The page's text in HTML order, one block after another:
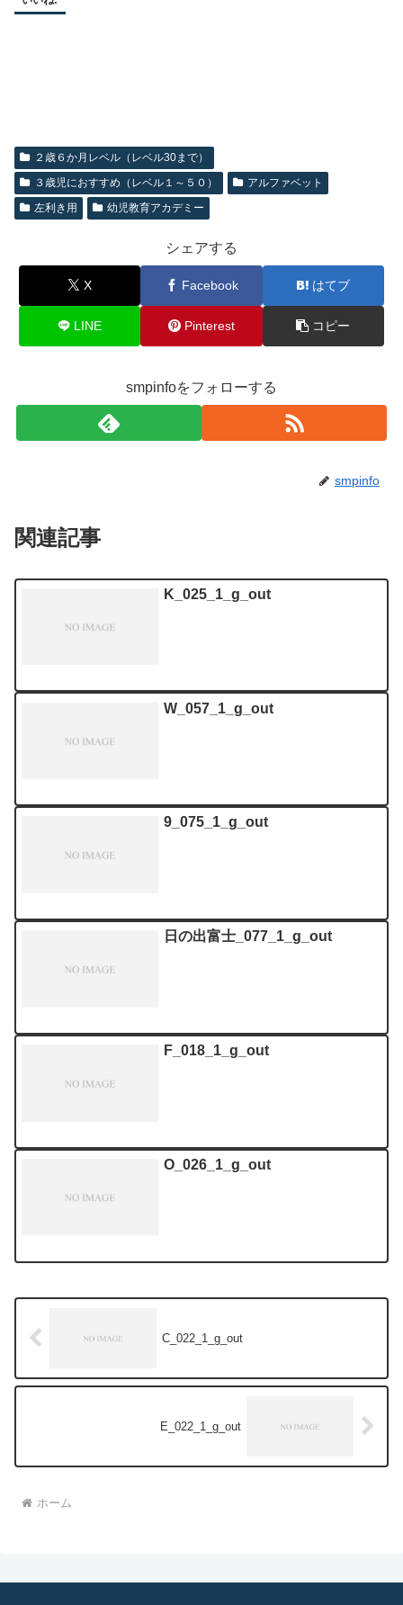
２歳６か月レベル（レベル30まで）
３歳児におすすめ（レベル１～５０）
アルファベット
左利き用
幼児教育アカデミー
シェアする
X Facebook はてブ
LINE Pinterest コピー
smpinfoをフォローする
smpinfo
関連記事
K_025_1_g_out
W_057_1_g_out
9_075_1_g_out
日の出富士_077_1_g_out
F_018_1_g_out
O_026_1_g_out
C_022_1_g_out
E_022_1_g_out
ホーム